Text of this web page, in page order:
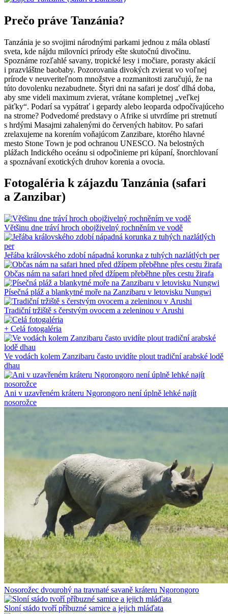
Prečo práve Tanzánia?
Tanzánia je so svojimi národnými parkami jednou z mála oblastí
sveta, kde nájdu milovníci prírody ešte skutočnú divočinu.
Spoznáme rozľahlé savany, tropické lesy i močiare, porasty akácií
i prazvláštne baobaby. Pozorovania divokých zvierat vo voľnej
prírode v neuveriteľnom množstve a rozmanitosti zaručujú, že na
túto dovolenku nezabudnete. Štyri dni na safari je dosť dlhá doba,
aby sme videli maximum zvierat, vrátane kompletnej „veľkej
päťky“. Podarí sa vypátrať i gepardy alebo leoparda odpočívajúceho
na strome? Podvedomé predstavy o Afrike si utvrdíme pri stretnutí
s hrdými Masajmi zahalenými do červených habitov. Po safari
zrelaxujeme na korením voňajúcom Zanzibare, ktorého hlavné
mesto Stone Town je pod ochranou UNESCO. Na belostných
plážach Indického oceánu si odpočinieme pri kúpaní, šnorchlovaní
a spoznávaní exotických druhov korenia a ovocia.
Fotogaléria k zájazdu Tanzánia (safari
a Zanzibar)
Většinu dne tráví hroch obojživelný rochněním ve vodě
Jeřába královského zdobí nápadná korunka z tuhých nazlátlých per
Občas nám na safari hned před džípem přeběhne přes cestu žirafa
Písečná pláž a blankytné moře na Zanzibaru v letovisku Nungwi
Tradiční tržiště s čerstvým ovocem a zeleninou v Arushi
+ Celá fotogaléria
Ve vodách kolem Zanzibaru často uvidíte plout tradiční arabské lodě
dhau
Ani v uzavřeném kráteru Ngorongoro není úplně lehké najít
nosorožce
Nosorožec dvourohý na travnaté savaně kráteru Ngorongoro
Sloní stádo tvoří příbuzné samice a jejich mláďata